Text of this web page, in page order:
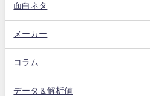
面白ネタ
メーカー
コラム
データ＆解析値